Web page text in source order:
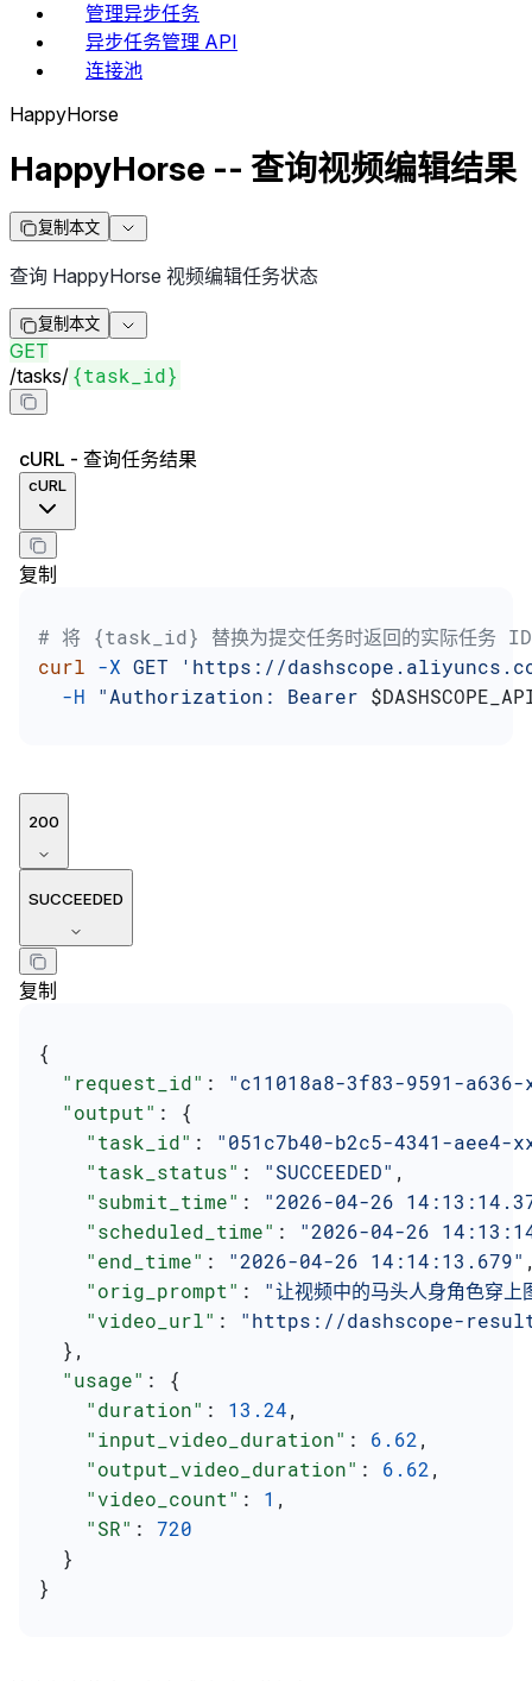
管理异步任务
异步任务管理 API
连接池
HappyHorse
HappyHorse -- 查询视频编辑结果
复制本文
查询 HappyHorse 视频编辑任务状态
复制本文
GET
/tasks/ {task_id}
cURL - 查询任务结果
cURL
复制
# 将 {task_id} 替换为提交任务时返回的实际任务 ID
curl -X GET 'https://
  -H
"Authorization: Bearer
200
SUCCEEDED
复制
{
  "request_id"
: "c11018a8-3f83-9591-
  "output"
: {
    "task_id"
: "051c7b40-b2c5-4341-aee4-
    "task_status"
: "SUCCEEDED" ,
    "submit_time"
: "2026-04-26
    "scheduled_time"
: "2026-04-26
    "end_time"
: "2026-04-26 14:14:13.679"
    "orig_prompt"
: "让视频中的马头人身角色穿
    "video_url"
: "https://dashscope-
  },
  "usage"
: {
    "duration"
: 13.24,
    "input_video_duration"
: 6.62 ,
    "output_video_duration"
: 6.62 ,
    "video_count"
: 1 ,
    "SR"
: 720
  }
}